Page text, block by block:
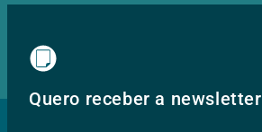
Quero receber a newsletter